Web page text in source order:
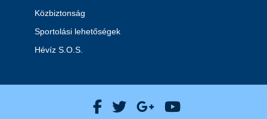
Közbiztonság
Sportolási lehetőségek
Hévíz S.O.S.
Hévíz Város Facebook
Hévíz Város X
Hévíz Város
Hévíz Város